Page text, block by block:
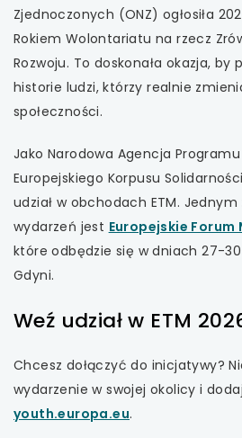
uwaga, link
uwaga, link
uwaga, link
Zjednoczonych (ONZ) ogłosiła
Rokiem Wolontariatu na rzecz
Rozwoju. To doskonała okazja,
historie ludzi, którzy realnie
społeczności.
Jako Narodowa Agencja Programu
Europejskiego Korpusu
udział w obchodach ETM.
wydarzeń jest Europejskie Forum
które odbędzie się w dniach 27-
Gdyni.
Weź udział w ETM
Chcesz dołączyć do inicjatywy?
wydarzenie w swojej okolicy i
youth.europa.euuwaga,
.